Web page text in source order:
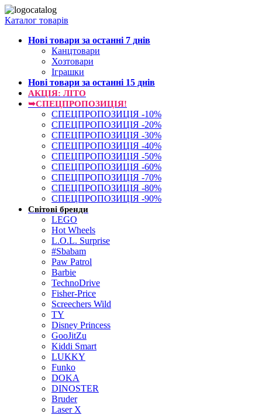
Каталог товарів
Нові товари за останнi 7 днiв
Канцтовари
Хозтовари
Іграшки
Нові товари за останнi 15 днiв
АКЦІЯ: ЛІТО
➥СПЕЦПРОПОЗИЦІЯ!
СПЕЦПРОПОЗИЦІЯ -10%
СПЕЦПРОПОЗИЦІЯ -20%
СПЕЦПРОПОЗИЦІЯ -30%
СПЕЦПРОПОЗИЦІЯ -40%
СПЕЦПРОПОЗИЦІЯ -50%
СПЕЦПРОПОЗИЦІЯ -60%
СПЕЦПРОПОЗИЦІЯ -70%
СПЕЦПРОПОЗИЦІЯ -80%
СПЕЦПРОПОЗИЦІЯ -90%
Світові бренди
LEGO
Hot Wheels
L.O.L. Surprise
#Sbabam
Paw Patrol
Barbie
TechnoDrive
Fisher-Price
Screechers Wild
TY
Disney Princess
GooJitZu
Kiddi Smart
LUKKY
Funko
DOKA
DINOSTER
Bruder
Laser X